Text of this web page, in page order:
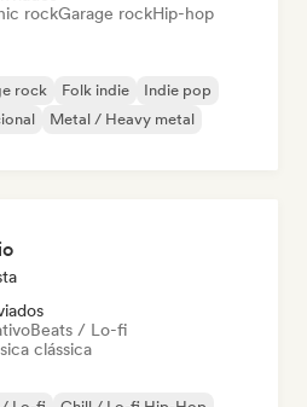
rockGarage rockHip-hop
rock Folk indie
Indie pop
Metal / Heavy metal
Beats / Lo-fi
clássica